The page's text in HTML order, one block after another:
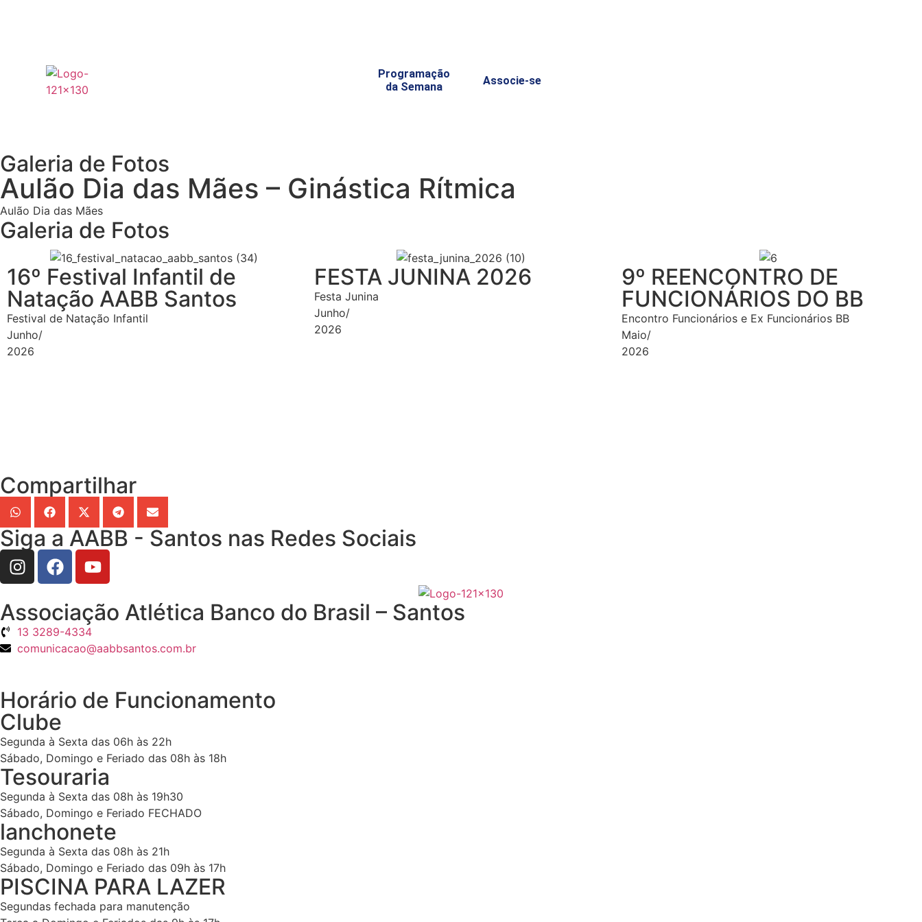
Programação
da Semana
Associe-se
Galeria de Fotos
Aulão Dia das Mães – Ginástica Rítmica
Aulão Dia das Mães
Galeria de Fotos
16º Festival Infantil de
Natação AABB Santos
Festival de Natação Infantil
Junho/
2026
FESTA JUNINA 2026
Festa Junina
Junho/
2026
9º REENCONTRO DE
FUNCIONÁRIOS DO BB
Encontro Funcionários e Ex Funcionários BB
Maio/
2026
Compartilhar
Siga a AABB - Santos nas Redes Sociais
Associação Atlética Banco do Brasil – Santos
13 3289-4334
comunicacao@aabbsantos.com.br
Horário de Funcionamento
Clube
Segunda à Sexta das 06h às 22h
Sábado, Domingo e Feriado das 08h às 18h
Tesouraria
Segunda à Sexta das 08h às 19h30
Sábado, Domingo e Feriado FECHADO
lanchonete
Segunda à Sexta das 08h às 21h
Sábado, Domingo e Feriado das 09h às 17h
PISCINA PARA LAZER
Segundas fechada para manutenção